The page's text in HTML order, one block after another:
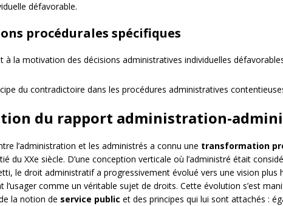
défavorable.
procédurales spécifiques
à la motivation des décisions administratives individuelles
du contradictoire dans les procédures administratives
du rapport administration-
l’administration et les administrés a connu une transformation
du XXe siècle. D’une conception verticale où l’administré était
le droit administratif a progressivement évolué vers une vision plus
l’usager comme un véritable sujet de droits. Cette évolution s’est
la notion de service public et des principes qui lui sont attachés :